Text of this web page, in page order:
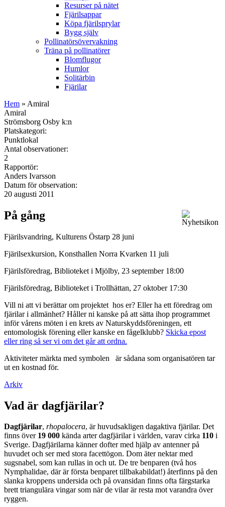
Resurser på nätet
Fjärilsappar
Köpa fjärilsprylar
Bygg själv
Pollinatörsövervakning
Träna på pollinatörer
Blomflugor
Humlor
Solitärbin
Fjärilar
Hem » Amiral
Amiral
Strömsborg Osby k:n
Platskategori:
Punktlokal
Antal observationer:
2
Rapportör:
Anders Ivarsson
Datum för observation:
20 augusti 2011
På gång
Fjärilsvandring, Kulturens Östarp 28 juni
Fjärilsexkursion, Konsthallen Norra Kvarken 11 juli
Fjärilsföredrag, Biblioteket i Mjölby, 23 september 18:00
Fjärilsföredrag, Biblioteket i Trollhättan, 27 oktober 17:30
Vill ni att vi berättar om projektet hos er? Eller ha ett föredrag om
fjärilar i allmänhet? Håller ni kanske på att sätta ihop programmet
inför vårens möten i en krets av Naturskyddsföreningen, ett
entomologisk förening eller kanske en fågelklubb? Skicka epost
eller ring så ser vi om det går att ordna.
Aktiviteter märkta med symbolen
är sådana som organisatören tar
ut en kostnad för.
Arkiv
Vad är dagfjärilar?
Dagfjärilar, rhopalocera, är huvudsakligen dagaktiva fjärilar. Det
finns över 19 000 kända arter dagfjärilar i världen, varav cirka 110 i
Sverige. Dagfjärilarna känner dofter med hjälp av antenner på
huvudet och ser med stora facettögon. Dom äter nektar med
sugsnabel, som kan rullas in och ut. De tre benparen (två hos
Nymphalidae, där är första benparet tillbakabildat!) återfinns på den
slanka kroppens undersida och på ovansidan finns ofta färgstarka
brett triangulära vingar som när de vilar är resta mot varandra över
ryggen.